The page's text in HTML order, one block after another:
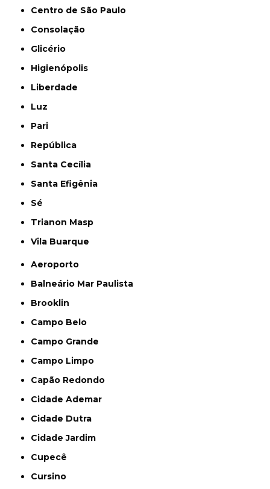
Centro de São Paulo
Consolação
Glicério
Higienópolis
Liberdade
Luz
Pari
República
Santa Cecília
Santa Efigênia
Sé
Trianon Masp
Vila Buarque
Aeroporto
Balneário Mar Paulista
Brooklin
Campo Belo
Campo Grande
Campo Limpo
Capão Redondo
Cidade Ademar
Cidade Dutra
Cidade Jardim
Cupecê
Cursino